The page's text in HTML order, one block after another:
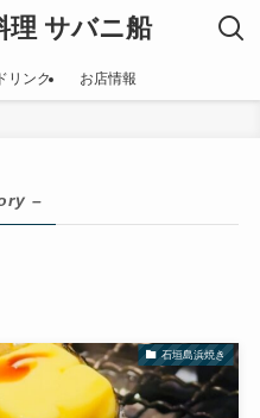
理 サバニ船
ドリンク お店情報
–
石垣島浜焼き